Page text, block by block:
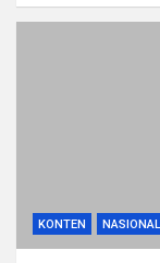
KONTEN NASIONAL